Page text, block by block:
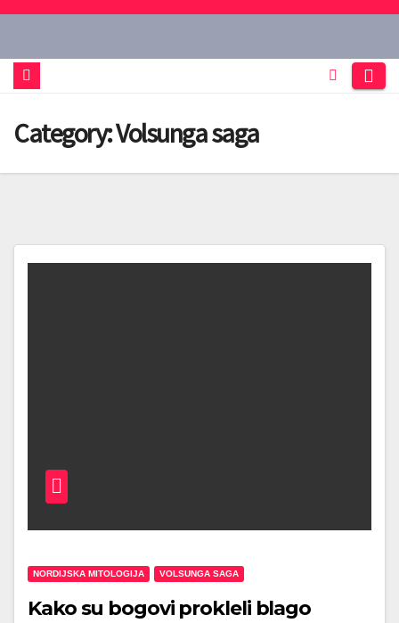
Skip
content
Category:Volsunga saga
NORDIJSKA MITOLOGIJA VOLSUNGA SAGA
Kako su bogovi prokleli blago